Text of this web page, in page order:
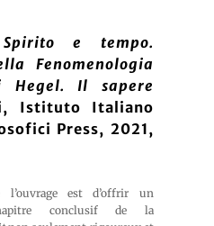
Spirito e tempo.
Fenomenologia
Il sapere
Istituto Italiano
Press, 2021,
est d’offrir un
conclusif de la